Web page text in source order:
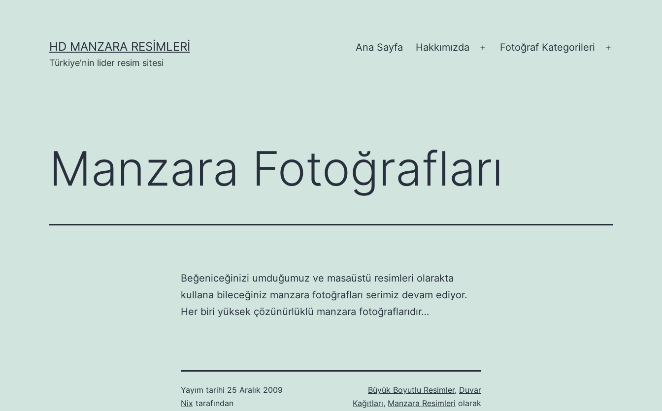
HD MANZARA RESIMLERI
Türkiye'nin lider resim sitesi
Ana Sayfa Hakkımızda
Menüyü
Fotoğraf Kategorileri
Manzara Fotoğrafları
Beğeniceğinizi umduğumuz ve masaüstü resimleri olarakta
kullana bileceğiniz manzara fotoğrafları serimiz devam ediyor.
Her biri yüksek çözünürlüklü manzara fotoğraflarıdır…
Yayım tarihi 25 Aralık 2009
Nix tarafından
Büyük Boyutlu Resimler, Duvar
Kağıtları, Manzara Resimleri olarak